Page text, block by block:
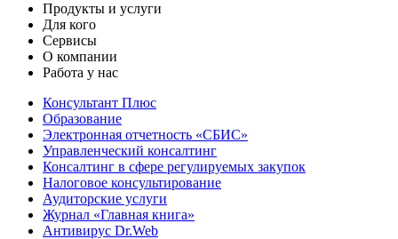
Продукты и услуги
Для кого
Сервисы
О компании
Работа у нас
Консультант Плюс
Образование
Электронная отчетность «СБИС»
Управленческий консалтинг
Консалтинг в сфере регулируемых закупок
Налоговое консультирование
Аудиторские услуги
Журнал «Главная книга»
Антивирус Dr.Web